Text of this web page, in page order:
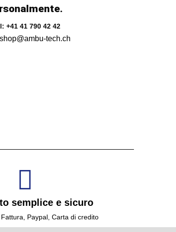
+41 41 790 42 42
tech.ch
semplice e sicuro
Paypal, Carta di credito